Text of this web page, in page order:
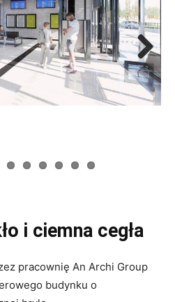
Next
pracownię An Archi Group
bryle.